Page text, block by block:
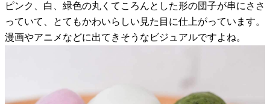
ピンク、白、緑色の丸くてころんとした形の団子が串にささ
っていて、とてもかわいらしい見た目に仕上がっています。
漫画やアニメなどに出てきそうなビジュアルですよね。